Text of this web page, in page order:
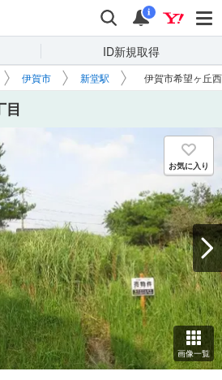
検索 通知
i
ID新規取得
伊賀市 新堂駅 伊賀市希望ヶ丘
目
お気に入り
画像一覧